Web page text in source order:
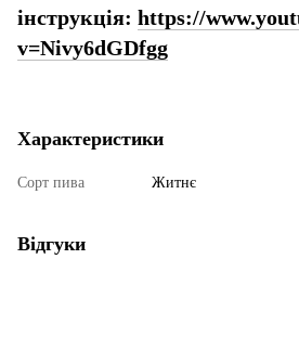
інструкція: https://
v=Nivy6dGDfgg
Характеристики
Сорт пива Житнє
Відгуки